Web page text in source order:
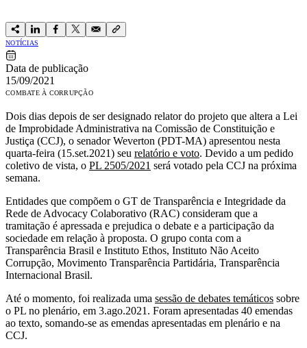
NOTÍCIAS
Data de publicação
15/09/2021
COMBATE À CORRUPÇÃO
Dois dias depois de ser designado relator do projeto que altera a Lei
de Improbidade Administrativa na Comissão de Constituição e
Justiça (CCJ), o senador Weverton (PDT-MA) apresentou nesta
quarta-feira (15.set.2021) seu relatório e voto. Devido a um pedido
coletivo de vista, o PL 2505/2021 será votado pela CCJ na próxima
semana.
Entidades que compõem o GT de Transparência e Integridade da
Rede de Advocacy Colaborativo (RAC) consideram que a
tramitação é apressada e prejudica o debate e a participação da
sociedade em relação à proposta. O grupo conta com a
Transparência Brasil e Instituto Ethos, Instituto Não Aceito
Corrupção, Movimento Transparência Partidária, Transparência
Internacional Brasil.
Até o momento, foi realizada uma sessão de debates temáticos sobre
o PL no plenário, em 3.ago.2021. Foram apresentadas 40 emendas
ao texto, somando-se as emendas apresentadas em plenário e na
CCJ.